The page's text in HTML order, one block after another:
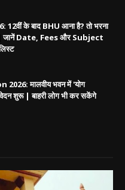
के बाद BHU आना है? तो भरना
| जानें Date, Fees और Subject
मालवीय भवन में 'योग
शुरू | बाहरी लोग भी कर सकेंगे